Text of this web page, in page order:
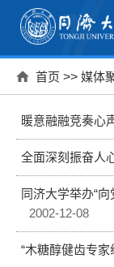
首页 >> 媒体
暖意融融竞奏心
全面深刻振奋人
同济大学举办“
2002-12-08
“木糖醇健齿专